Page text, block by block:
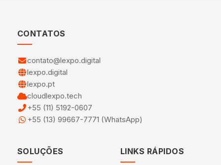
CONTATOS
contato@lexpo.digital
lexpo.digital
lexpo.pt
cloudlexpo.tech
+55 (11) 5192-0607
+55 (13) 99667-7771 (WhatsApp)
SOLUÇÕES LINKS RÁPIDOS